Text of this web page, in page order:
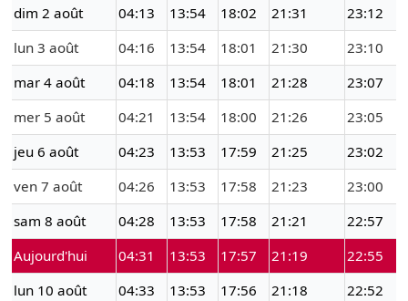
dim 2 août
04:13 13:54 18:02 21:31
23:12
lun 3 août
04:16 13:54 18:01 21:30
23:10
mar 4 août
04:18 13:54 18:01 21:28
23:07
mer 5 août
04:21 13:54 18:00 21:26
23:05
jeu 6 août
04:23 13:53 17:59 21:25
23:02
ven 7 août
04:26 13:53 17:58 21:23
23:00
sam 8 août
04:28 13:53 17:58 21:21
22:57
Aujourd'hui
04:31 13:53 17:57 21:19
22:55
lun 10 août
04:33 13:53 17:56 21:18
22:52